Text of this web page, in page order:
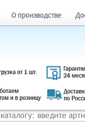
О производстве